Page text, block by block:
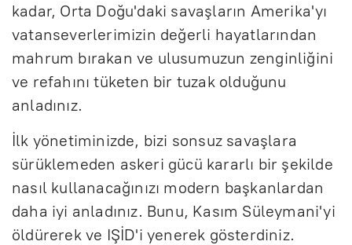
kadar, Orta Doğu'daki savaşların Amerika'yı
vatanseverlerimizin değerli hayatlarından
mahrum bırakan ve ulusumuzun zenginliğini
ve refahını tüketen bir tuzak olduğunu
anladınız.
İlk yönetiminizde, bizi sonsuz savaşlara
sürüklemeden askeri gücü kararlı bir şekilde
nasıl kullanacağınızı modern başkanlardan
daha iyi anladınız. Bunu, Kasım Süleymani'yi
öldürerek ve IŞİD'i yenerek gösterdiniz.